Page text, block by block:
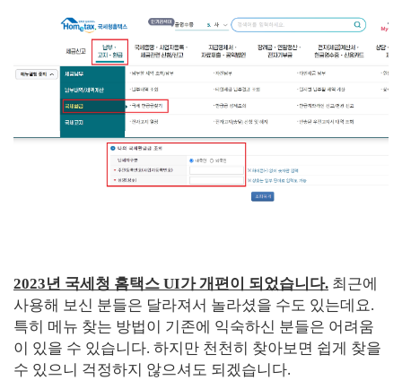
2023년 국세청 홈택스 UI가 개편이 되었습니다. 최근에
사용해 보신 분들은 달라져서 놀라셨을 수도 있는데요.
특히 메뉴 찾는 방법이 기존에 익숙하신 분들은 어려움
이 있을 수 있습니다. 하지만 천천히 찾아보면 쉽게 찾을
수 있으니 걱정하지 않으셔도 되겠습니다.